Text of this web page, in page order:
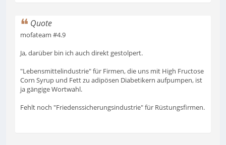
Quote
mofateam #4.9
Ja, darüber bin ich auch direkt gestolpert.
"Lebensmittelindustrie" für Firmen, die uns mit High Fructose
Corn Syrup und Fett zu adipösen Diabetikern aufpumpen, ist
ja gängige Wortwahl.
Fehlt noch "Friedenssicherungsindustrie" für Rüstungsfirmen.